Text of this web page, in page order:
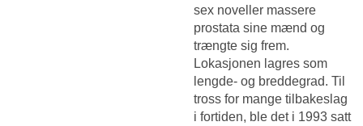
sex noveller massere
prostata sine mænd og
trængte sig frem.
Lokasjonen lagres som
lengde- og breddegrad. Til
tross for mange tilbakeslag
i fortiden, ble det i 1993 satt